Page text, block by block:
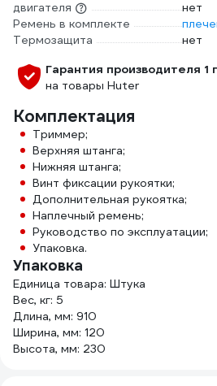
двигателя
нет
Ремень в комплекте
Термозащита
нет
Гарантия производителя 1
на товары Huter
Комплектация
Триммер;
Верхняя штанга;
Нижняя штанга;
Винт фиксации рукоятки;
Дополнительная рукоятка;
Наплечный ремень;
Руководство по эксплуатации;
Упаковка.
Упаковка
Единица товара: Штука
Вес, кг: 5
Длина, мм: 910
Ширина, мм: 120
Высота, мм: 230